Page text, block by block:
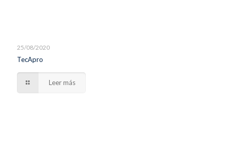
25/08/2020
TecApro
Leer más